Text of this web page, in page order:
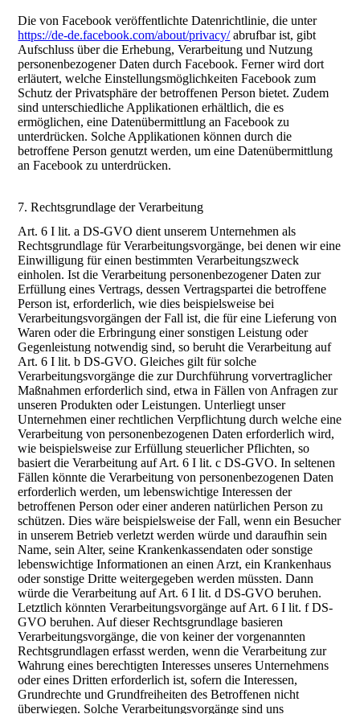
Die von Facebook veröffentlichte Datenrichtlinie, die unter
https://de-de.facebook.com/about/privacy/abrufbar ist, gibt
Aufschluss über die Erhebung, Verarbeitung und Nutzung
personenbezogener Daten durch Facebook. Ferner wird dort
erläutert, welche Einstellungsmöglichkeiten Facebook zum
Schutz der Privatsphäre der betroffenen Person bietet. Zudem
sind unterschiedliche Applikationen erhältlich, die es
ermöglichen, eine Datenübermittlung an Facebook zu
unterdrücken. Solche Applikationen können durch die
betroffene Person genutzt werden, um eine Datenübermittlung
an Facebook zu unterdrücken.
7. Rechtsgrundlage der Verarbeitung
Art. 6 I lit. a DS-GVO dient unserem Unternehmen als
Rechtsgrundlage für Verarbeitungsvorgänge, bei denen wir eine
Einwilligung für einen bestimmten Verarbeitungszweck
einholen. Ist die Verarbeitung personenbezogener Daten zur
Erfüllung eines Vertrags, dessen Vertragspartei die betroffene
Person ist, erforderlich, wie dies beispielsweise bei
Verarbeitungsvorgängen der Fall ist, die für eine Lieferung von
Waren oder die Erbringung einer sonstigen Leistung oder
Gegenleistung notwendig sind, so beruht die Verarbeitung auf
Art. 6 I lit. b DS-GVO. Gleiches gilt für solche
Verarbeitungsvorgänge die zur Durchführung vorvertraglicher
Maßnahmen erforderlich sind, etwa in Fällen von Anfragen zur
unseren Produkten oder Leistungen. Unterliegt unser
Unternehmen einer rechtlichen Verpflichtung durch welche eine
Verarbeitung von personenbezogenen Daten erforderlich wird,
wie beispielsweise zur Erfüllung steuerlicher Pflichten, so
basiert die Verarbeitung auf Art. 6 I lit. c DS-GVO. In seltenen
Fällen könnte die Verarbeitung von personenbezogenen Daten
erforderlich werden, um lebenswichtige Interessen der
betroffenen Person oder einer anderen natürlichen Person zu
schützen. Dies wäre beispielsweise der Fall, wenn ein Besucher
in unserem Betrieb verletzt werden würde und daraufhin sein
Name, sein Alter, seine Krankenkassendaten oder sonstige
lebenswichtige Informationen an einen Arzt, ein Krankenhaus
oder sonstige Dritte weitergegeben werden müssten. Dann
würde die Verarbeitung auf Art. 6 I lit. d DS-GVO beruhen.
Letztlich könnten Verarbeitungsvorgänge auf Art. 6 I lit. f DS-
GVO beruhen. Auf dieser Rechtsgrundlage basieren
Verarbeitungsvorgänge, die von keiner der vorgenannten
Rechtsgrundlagen erfasst werden, wenn die Verarbeitung zur
Wahrung eines berechtigten Interesses unseres Unternehmens
oder eines Dritten erforderlich ist, sofern die Interessen,
Grundrechte und Grundfreiheiten des Betroffenen nicht
überwiegen. Solche Verarbeitungsvorgänge sind uns